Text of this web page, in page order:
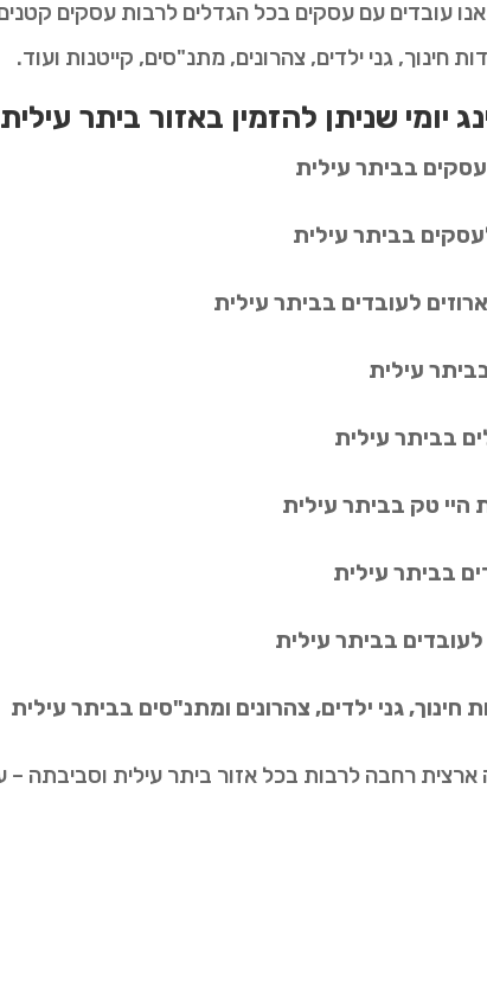
עובדים עם עסקים בכל הגדלים לרבות עסקים
חינוך, גני ילדים, צהרונים, מתנ"סים, קייטנות ועוד.
יומי שניתן להזמין באזור ביתר
בביתר עילית
בביתר עילית
לעובדים בביתר עילית
עילית
בביתר עילית
היי טק בביתר עילית
בביתר עילית
בביתר עילית
חינוך, גני ילדים, צהרונים ומתנ"סים בביתר עילית
ארצית רחבה לרבות בכל אזור ביתר עילית